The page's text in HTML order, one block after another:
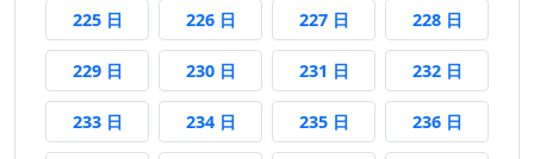
225 日225 日後226 日226 日後227 日227 日後228 日228 日後
229 日229 日後230 日230 日後231 日231 日後232 日232 日後
233 日233 日後234 日234 日後235 日235 日後236 日236 日後